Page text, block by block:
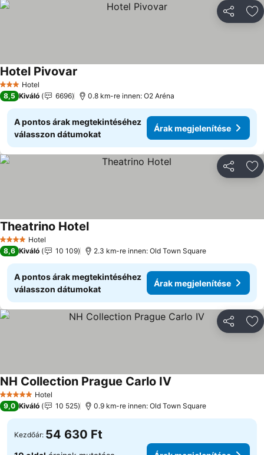
3 Kategória
Hotel
Hotel Pivovar
8,5 Kiváló 6696 0.8 km-re innen: O2 Aréna
A pontos árak megtekintéséhez
válasszon dátumokat
Árak megjelenítése
4 KategóriaHotel
Theatrino Hotel
8,6 Kiváló 10 109 2.3 km-re innen: Old Town Square
A pontos árak megtekintéséhez
válasszon dátumokat
Árak megjelenítése
5 KategóriaHotel
NH Collection Prague Carlo IV
9,0 Kiváló 10 525 0.9 km-re innen: Old Town Square
Kezdőár: 54 630 Ft